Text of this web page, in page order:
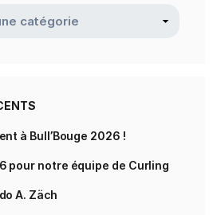
à Bull’Bouge 2026 !
pour notre équipe de Curling
A. Zäch